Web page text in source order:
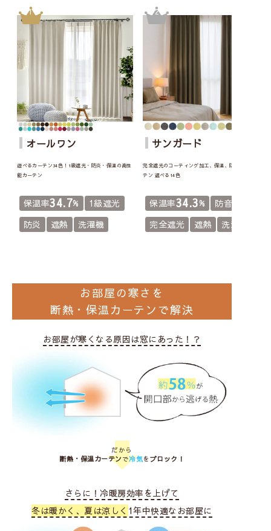
オールワン
遊べるカーテン34色！1級遮光・防炎・保温の高性
能カーテン
保温率34.7%
1級遮光
防炎
遮熱 洗濯機
サンガード
完全遮光のコーティング加工、保温、防音のカー
テン 選べる14色
保温率34.3%
防音
完全遮光
遮熱 洗濯機
お部屋の寒さを
断熱・保温カーテンで解決
お部屋が寒くなる原因は窓にあった！？
だから
断熱・保温カーテンで冷気を ブロック！
さらに！冷暖房効率を上げて
冬は暖かく、夏は涼しく 1年中快適なお部屋に